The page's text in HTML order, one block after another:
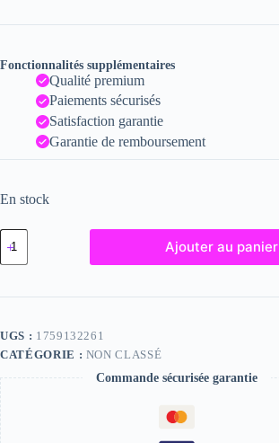
Fonctionnalités supplémentaires
Qualité premium
Paiements sécurisés
Satisfaction garantie
Garantie de remboursement
En stock
quantité
de
Claudia
Fine
Photograph
-
Print
-
6x8
inches
Ajouter au panier
UGS : 1759132261
CATÉGORIE : NON CLASSÉ
Commande sécurisée garantie